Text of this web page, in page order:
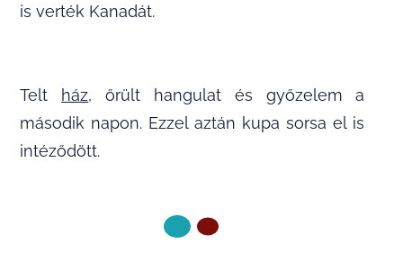
is verték Kanadát.
Telt ház, őrült hangulat és győzelem a
második napon. Ezzel aztán kupa sorsa el is
intéződött.